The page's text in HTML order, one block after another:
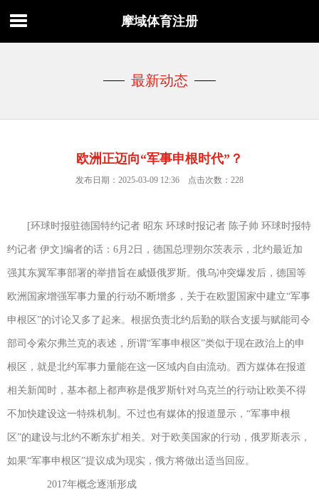
摩域体育注册
最新动态
欧洲正迈向“军事申根时代”？
发布日期：2025-03-09 12:36 点击次数：228
[环球时报驻德国特约记者 昭东 环球时报记者 陈子帅 环球时报特
约记者 伊文]编者的话：6月2日，德国总理朔尔茨表示，北约最近加
强其东翼军事部署的举措旨在威慑俄罗斯。俄乌冲突爆发后，德国等
欧洲国家增强军事力量的行动不断增多，关于在欧盟国家中建立“军事
申根区”的讨论又多了起来。根据负责北约后勤的联合支援与赋能司令
部司令索尔弗兰克的表述，所谓“军事申根区”类似于现在政治上的申
根区，就是北约军事力量能在这一区域内自由流动。西方媒体在报道
相关新闻时，基本都上都声称是俄罗斯针对乌克兰的行动让欧美不得
不加快建设这一特殊机制。不过也有媒体的报道显示，“军事申根
区”的建设与北约不断东扩相关。对于欧美国家的行动，俄罗斯表示，
如果“军事申根区”提议成为现实，俄方将做出适当回应。
2017年概念逐渐形成